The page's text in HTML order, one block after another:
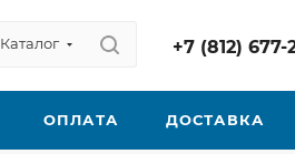
Каталог +7 (812) 677-
ОПЛАТА ДОСТАВКА